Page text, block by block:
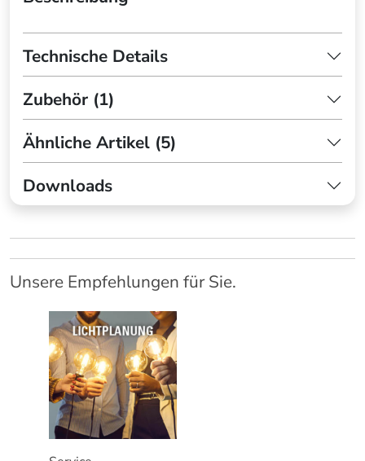
Technische Details
Zubehör (1)
Ähnliche Artikel (5)
Downloads
Unsere Empfehlungen für Sie.